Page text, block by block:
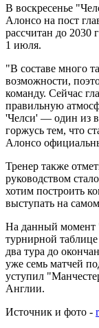
В воскресенье
Алонсо на пост
рассчитан до 2030
1 июля.
"В составе много
возможности,
команду. Сейчас
правильную
'Челси' — один из
горжусь тем, что
Алонсо
Тренер также
руководством
хотим построить
выступать на
На данный момент
турнирной
два тура до
уже семь матчей
уступил
Англии.
Источник и фото -